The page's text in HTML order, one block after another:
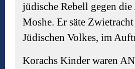
jüdische Rebell gegen
Moshe. Er säte
Jüdischen Volkes, im
Korachs Kinder waren